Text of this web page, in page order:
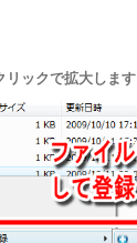
リックで拡大します